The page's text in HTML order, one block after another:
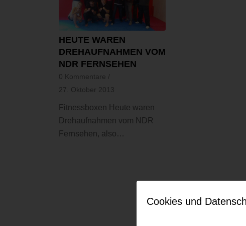
Cookies und
HEUTE WAREN
DREHAUFNAHMEN VOM
NDR FERNSEHEN
0 Kommentare /
27. Oktober 2013
Fitnessboxen Heute waren
Drehaufnahmen vom NDR
Fernsehen, also…